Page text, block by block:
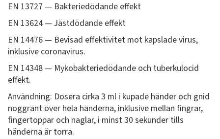
EN 13727 — Bakteriedödande effekt
EN 13624 — Jästdödande effekt
EN 14476 — Bevisad effektivitet mot kapslade virus,
inklusive coronavirus.
EN 14348 — Mykobakteriedödande och tuberkulocid
effekt.
Användning: Dosera cirka 3 ml i kupade händer och gnid
noggrant över hela händerna, inklusive mellan fingrar,
fingertoppar och naglar, i minst 30 sekunder tills
händerna är torra.